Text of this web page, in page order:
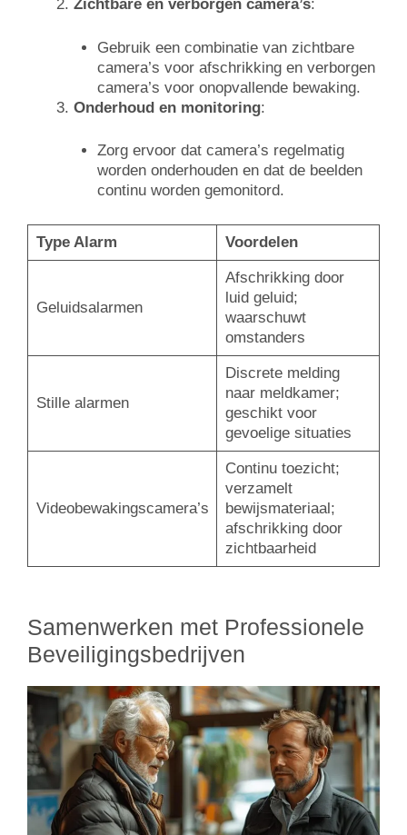
Zichtbare en verborgen camera’s:
Gebruik een combinatie van zichtbare
camera’s voor afschrikking en verborgen
camera’s voor onopvallende bewaking.
Onderhoud en monitoring:
Zorg ervoor dat camera’s regelmatig
worden onderhouden en dat de beelden
continu worden gemonitord.
Type Alarm Voordelen
Geluidsalarmen
Afschrikking door
luid geluid;
waarschuwt
omstanders
Stille alarmen
Discrete melding
naar meldkamer;
geschikt voor
gevoelige situaties
Videobewakingscamera’s
Continu toezicht;
verzamelt
bewijsmateriaal;
afschrikking door
zichtbaarheid
Samenwerken met Professionele
Beveiligingsbedrijven